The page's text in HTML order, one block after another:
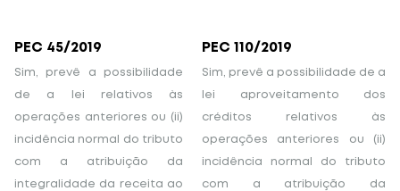
PEC 45/2019 PEC 110/2019
Sim, prevê a possibilidade
de a lei relativos às
operações anteriores ou (ii)
incidência normal do tributo
com a atribuição da
integralidade da receita ao
Sim, prevê a possibilidade de a
lei aproveitamento dos
créditos relativos às
operações anteriores ou (ii)
incidência normal do tributo
com a atribuição da